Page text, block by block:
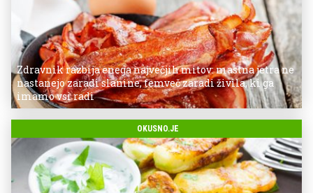
Zdravnik razbija enega največjih mitov: mastna jetra ne
nastanejo zaradi slanine, temveč zaradi živila, ki ga
imamo vsi radi
OKUSNO.JE